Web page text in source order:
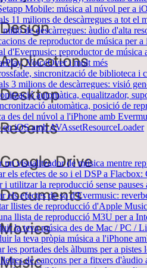
Mobile: música al núvol per a
11 milions de descàrregues a tot el
de descàrregues: àudio d'alta
de reproductor de música per a
d'Evermusic: reproductor de música
VoiceOver i molt més
sincronització de biblioteca i
3 milions de descàrregues: visió
automàtica, equalitzador,
automàtica, posició de
des del núvol a l'iPhone amb
iOS amb AVAssetResourceLoader
un visualitzador de música mentre
els efectes de so i el DSP a
i utilitzar la reproducció sense pauses
els efectes de so d'Evermusic:
llistes de reproducció d'Apple
llista de reproducció M3U per a
la teva música des de Mac / PC
la teva pròpia música a l'iPhone
les portades dels àlbums per a
de cançons per a fitxers